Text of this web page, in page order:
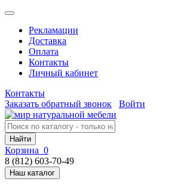
Рекламации
Доставка
Оплата
Контакты
Личный кабинет
Контакты
Заказать обратный звонок
Войти
Найти
Корзина 0
8 (812) 603-70-49
Наш каталог